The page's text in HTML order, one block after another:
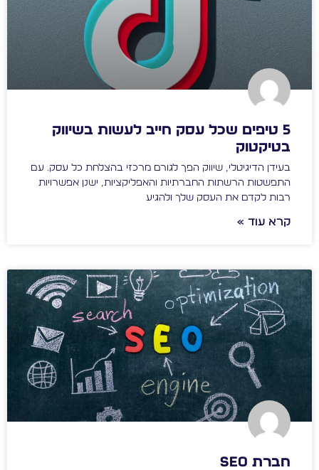
5 טיפים שכל עסק חייב לעשות בשיווק
בטיקטוק
בעידן הדיגיטלי, שיווק הפך לגורם מרכזי בהצלחת כל עסק. עם
התפשטות הרשתות החברתיות והאפליקציות, ישנן אפשרויות
רבות לקדם את העסק שלך ולהגיע
קרא עוד »
חברת seo